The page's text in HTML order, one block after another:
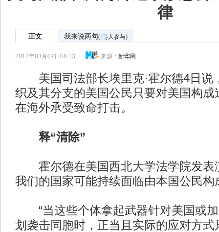
律
正文 我来说两句( 人参与)
2012年03月07日08:13 来源：新华网
美国司法部长埃里克·霍尔德4日说
织及其分支的美国公民只要对美国构成
在海外承受致命打击。
释“清除”
霍尔德在美国西北大学法学院发表
我们的国家可能持续面临由本国公民构
“当这些个体拿起武器针对美国或加
划袭击同胞时，正当且实际的应对方式